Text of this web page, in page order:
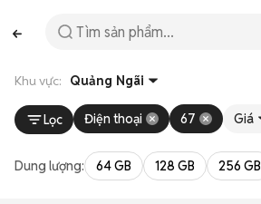
Khu vực: Quảng Ngãi
Lọc Điện thoại 67 Giá
Dung lượng: 64 GB 128 GB 256 GB